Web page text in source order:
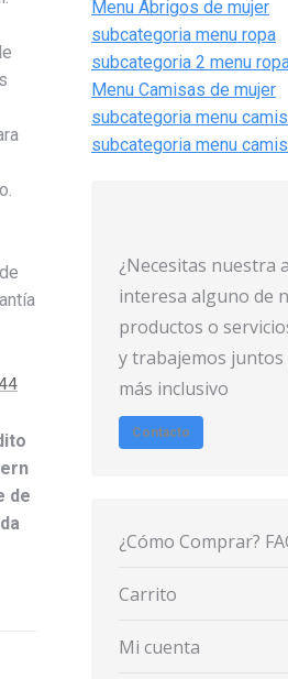
de
Menu Abrigos de mujer
subcategoria menu ropa
subcategoria 2 menu
Menu Camisas de mujer
subcategoria menu
subcategoria menu
¿Necesitas nuestra
interesa alguno de
productos o
y trabajemos
más inclusivo
Contacto
¿Cómo Comprar?
Carrito
Mi cuenta